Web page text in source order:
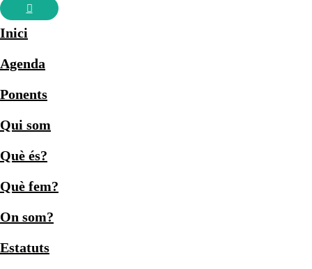
Inici
Agenda
Ponents
Qui som
Què és?
Què fem?
On som?
Estatuts